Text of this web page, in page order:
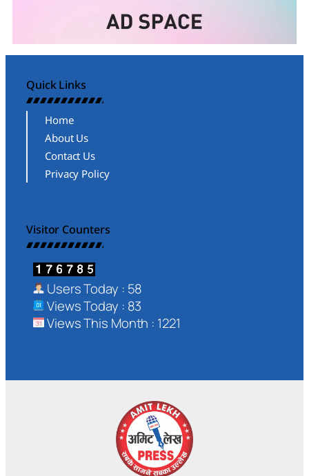
Quick Links
Home
About Us
Contact Us
Privacy Policy
Visitor Counters
Users Today : 58
Views Today : 83
Views This Month : 1221